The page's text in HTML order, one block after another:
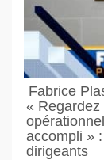
Fabrice
« Regardez
accompli »
dirigeants